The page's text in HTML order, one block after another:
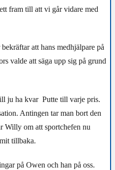
fram till att vi går vidare med
att hans medhjälpare på
valde att säga upp sig på grund
ju ha kvar Putte till varje pris.
Antingen tar man bort den
Willy om att sportchefen nu
tillbaka.
på Owen och han på oss.